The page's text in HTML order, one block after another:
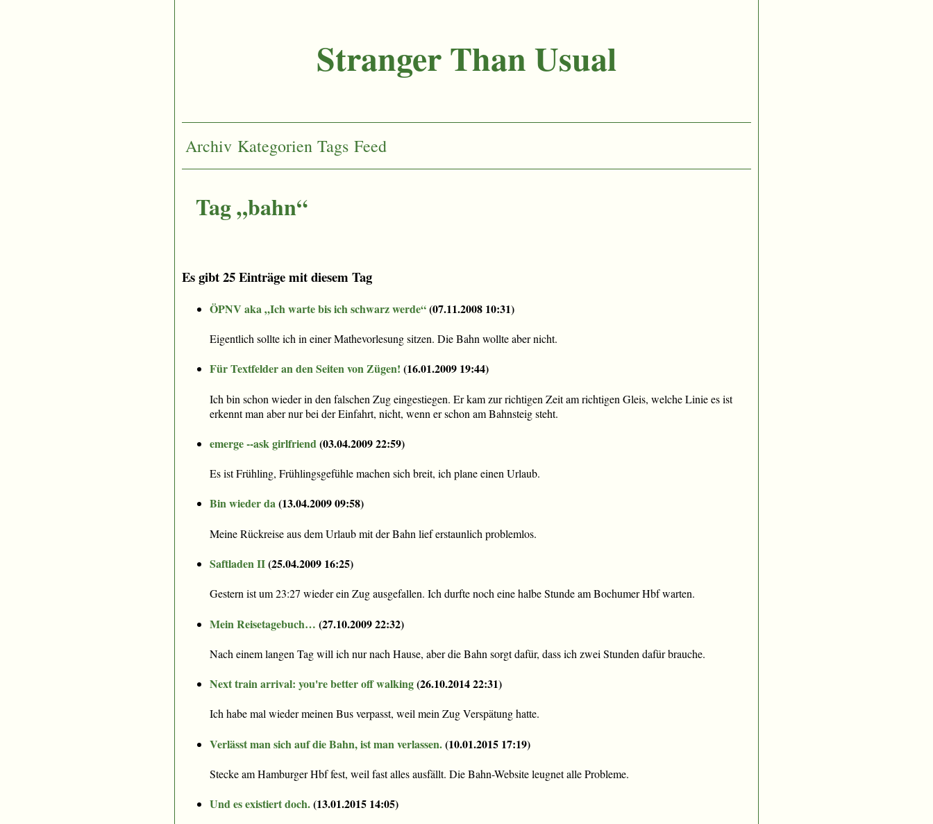
Stranger Than Usual
Archiv Kategorien Tags Feed
Tag „bahn“
Es gibt 25 Einträge mit diesem Tag
ÖPNV aka „Ich warte bis ich schwarz werde“(07.11.2008 10:31)
Eigentlich sollte ich in einer Mathevorlesung sitzen. Die Bahn wollte aber nicht.
Für Textfelder an den Seiten von Zügen! (16.01.2009 19:44)
Ich bin schon wieder in den falschen Zug eingestiegen. Er kam zur richtigen Zeit am richtigen Gleis, welche Linie es ist
erkennt man aber nur bei der Einfahrt, nicht, wenn er schon am Bahnsteig steht.
emerge --ask girlfriend(03.04.2009 22:59)
Es ist Frühling, Frühlingsgefühle machen sich breit, ich plane einen Urlaub.
Bin wieder da(13.04.2009 09:58)
Meine Rückreise aus dem Urlaub mit der Bahn lief erstaunlich problemlos.
Saftladen II(25.04.2009 16:25)
Gestern ist um 23:27 wieder ein Zug ausgefallen. Ich durfte noch eine halbe Stunde am Bochumer Hbf warten.
Mein Reisetagebuch… (27.10.2009 22:32)
Nach einem langen Tag will ich nur nach Hause, aber die Bahn sorgt dafür, dass ich zwei Stunden dafür brauche.
Next train arrival: you're better off walking(26.10.2014 22:31)
Ich habe mal wieder meinen Bus verpasst, weil mein Zug Verspätung hatte.
Verlässt man sich auf die Bahn, ist man verlassen.(10.01.2015 17:19)
Stecke am Hamburger Hbf fest, weil fast alles ausfällt. Die Bahn-Website leugnet alle Probleme.
Und es existiert doch.(13.01.2015 14:05)